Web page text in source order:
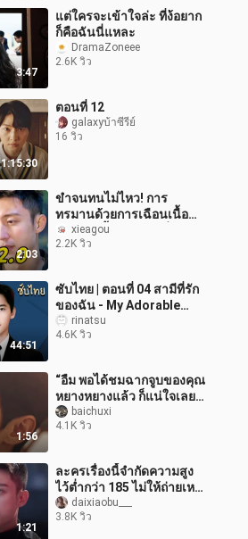
3:47
แต่ใครจะเข้าใจล่ะ ที่ง้อยาก
ก็คือฉันนี่แหละ
DramaZoneee
2.6K วิว
1:15:30
ตอนที่ 12
galaxyบ้าซีรีย์
16 วิว
2:03
ขำจนทนไม่ไหว! การ
ทรมานด้วยการเฉือนเนื้อ
โหดร้ายนี้มาถึงตอนที่หก
แล้ว ฮ่าฮ่าฮ่า
xieagou
2.2K วิว
44:51
ซับไทย | ตอนที่ 04 สามีที่รัก
ของฉัน - My Adorable
Husbrand | หยาง หยาง, เจ
เรมี จุ่ย
rinatsu
4.6K วิว
1:56
“อืม พอได้ชมฉากจูบของคุณ
หยางหยางแล้ว ก็แน่ใจเลย
ว่าเขาต้องแสดงบทประเภท
หนุ่มหล่อจอมเจ้าเล่ห์อย่าง
baichuxi
4.1K วิว
1:21
ละครเรื่องนี้จำกัดความสูง
ไว้ต่ำกว่า 185 ไม่ให้ถ่ายเห
รอ?daixiaobu___
3.8K วิว